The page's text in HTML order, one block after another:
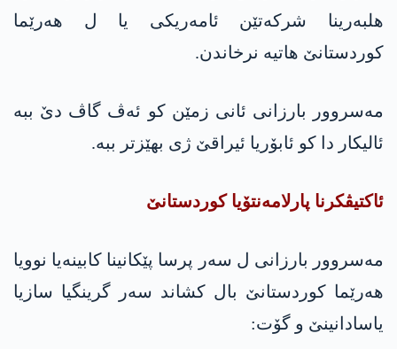
ھلبەرینا شرکەتێن ئامەریکی یا ل ھەرێما
کوردستانێ ھاتیە نرخاندن.
مەسروور بارزانی ئانی زمێن کو ئەڤ گاڤ دێ ببە
ئالیکار دا کو ئابۆریا ئیراقێ ژی بھێزتر ببە.
ئاکتیڤکرنا پارلامەنتۆیا کوردستانێ
مەسروور بارزانی ل سەر پرسا پێکانینا کابینەیا نوویا
ھەرێما کوردستانێ بال کشاند سەر گرینگیا سازیا
یاسادانینێ و گۆت: